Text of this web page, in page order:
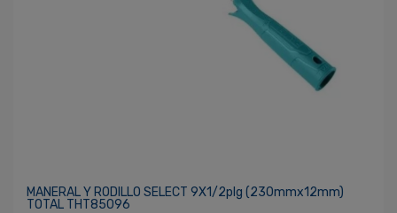
MANERAL Y RODILLO SELECT 9X1/2plg (230mmx12mm)
TOTAL THT85096